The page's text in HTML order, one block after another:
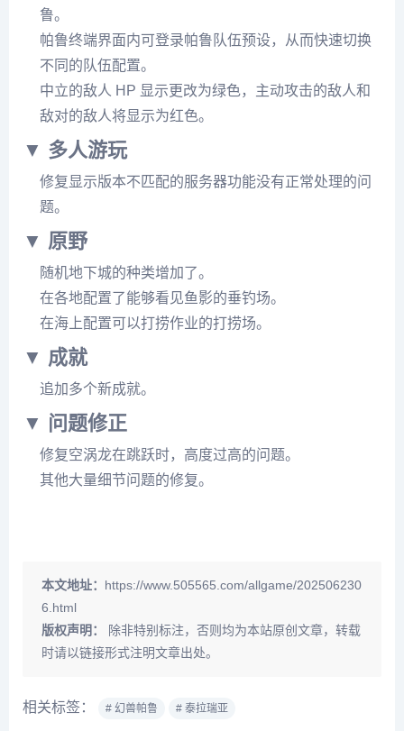
鲁。
帕鲁终端界面内可登录帕鲁队伍预设，从而快速切换
不同的队伍配置。
中立的敌人 HP 显示更改为绿色，主动攻击的敌人和
敌对的敌人将显示为红色。
▼ 多人游玩
修复显示版本不匹配的服务器功能没有正常处理的问
题。
▼ 原野
随机地下城的种类增加了。
在各地配置了能够看见鱼影的垂钓场。
在海上配置可以打捞作业的打捞场。
▼ 成就
追加多个新成就。
▼ 问题修正
修复空涡龙在跳跃时，高度过高的问题。
其他大量细节问题的修复。
本文地址： https://www.505565.com/allgame/202506230
6.html
版权声明：
除非特别标注，否则均为本站原创文章，转载
时请以链接形式注明文章出处。
相关标签： # 幻兽帕鲁 # 泰拉瑞亚